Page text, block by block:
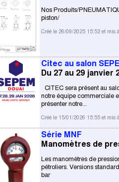
Nos Produits/
piston/
Créé le 26/09/2025 15:52 et mis
Citec au salon
Du 27 au 29 janvier
CITEC sera présent au
notre équipe commerciale
présenter notre...
Créé le 15/01/2026 15:55 et mis
Série MNF
Manomètres de
Les manomètres de
pétroliers. Versions
bar